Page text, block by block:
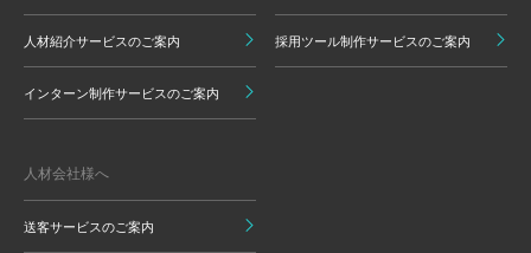
人材紹介サービスのご案内 採用ツール制作サービスのご案内
インターン制作サービスのご案内
人材会社様へ
送客サービスのご案内